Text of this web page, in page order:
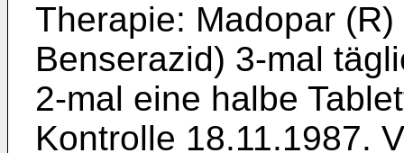
Therapie: Madopar
Benserazid) 3-mal
2-mal eine halbe
Kontrolle 18.11.1987.